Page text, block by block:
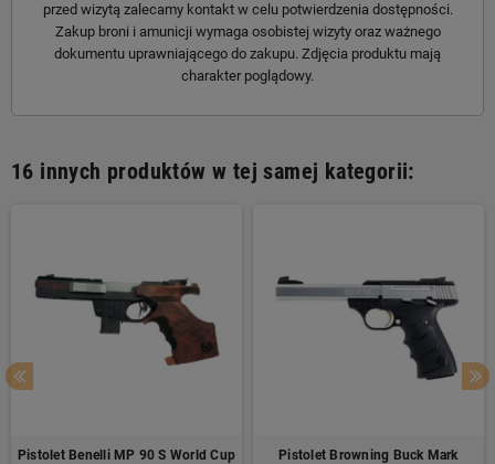
przed wizytą zalecamy kontakt w celu potwierdzenia dostępności.
Zakup broni i amunicji wymaga osobistej wizyty oraz ważnego
dokumentu uprawniającego do zakupu. Zdjęcia produktu mają
charakter poglądowy.
16 innych produktów w tej samej kategorii:
Pistolet Benelli MP 90 S World Cup
Pistolet Browning Buck Mark